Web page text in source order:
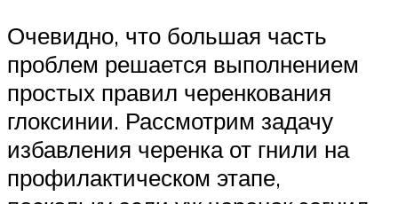
Очевидно, что большая часть
проблем решается выполнением
простых правил черенкования
глоксинии. Рассмотрим задачу
избавления черенка от гнили на
профилактическом этапе,